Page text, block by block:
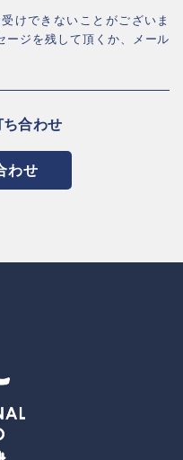
けできないことがございま
ージを残して頂くか、メール
ち合わせ
わせ